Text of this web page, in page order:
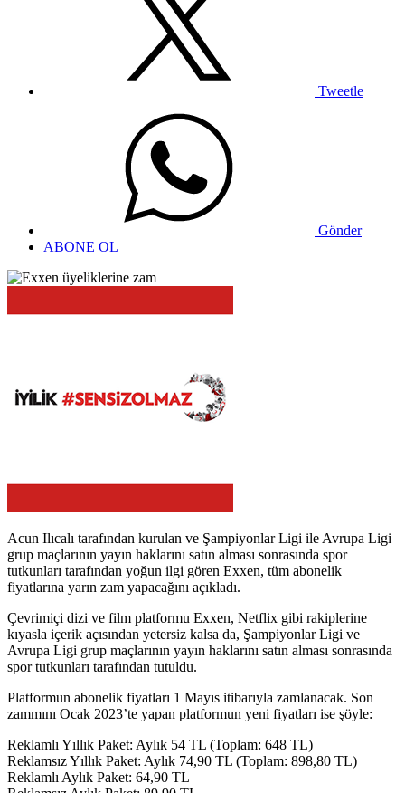
Tweetle
Gönder
ABONE OL
Acun Ilıcalı tarafından kurulan ve Şampiyonlar Ligi ile Avrupa Ligi
grup maçlarının yayın haklarını satın alması sonrasında spor
tutkunları tarafından yoğun ilgi gören Exxen, tüm abonelik
fiyatlarına yarın zam yapacağını açıkladı.
Çevrimiçi dizi ve film platformu Exxen, Netflix gibi rakiplerine
kıyasla içerik açısından yetersiz kalsa da, Şampiyonlar Ligi ve
Avrupa Ligi grup maçlarının yayın haklarını satın alması sonrasında
spor tutkunları tarafından tutuldu.
Platformun abonelik fiyatları 1 Mayıs itibarıyla zamlanacak. Son
zammını Ocak 2023’te yapan platformun yeni fiyatları ise şöyle:
Reklamlı Yıllık Paket: Aylık 54 TL (Toplam: 648 TL)
Reklamsız Yıllık Paket: Aylık 74,90 TL (Toplam: 898,80 TL)
Reklamlı Aylık Paket: 64,90 TL